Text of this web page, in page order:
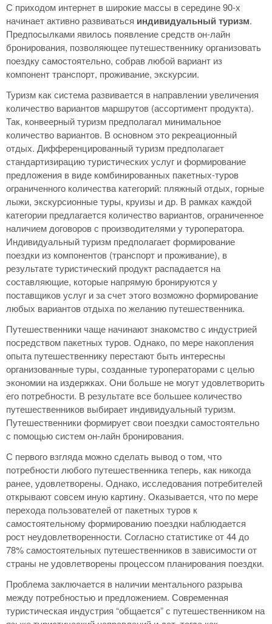
С приходом интернет в широкие массы в середине 90-х
начинает активно развиваться индивидуальный туризм.
Предпосылками явилось появление средств он-лайн
бронирования, позволяющее путешественнику организовать
поездку самостоятельно, собрав любой вариант из
компонент транспорт, проживание, экскурсии.
Туризм как система развивается в направлении увеличения
количество вариантов маршрутов (ассортимент продукта).
Так, конвеерный туризм предполагал минимальное
количество вариантов. В основном это рекреационный
отдых. Дифференцированный туризм предполагает
стандартизирацию туристических услуг и формирование
предложения в виде комбинированных пакетных-туров
ограниченного количества категорий: пляжный отдых, горные
лыжи, экскурсионные туры, круизы и др. В рамках каждой
категории предлагается количество вариантов, ограниченное
наличием договоров с производителями у туроператора.
Индивидуальный туризм предполагает формирование
поездки из компонентов (транспорт и проживание), в
результате туристический продукт распадается на
составляющие, которые напрямую бронируются у
поставщиков услуг и за счет этого возможно формирование
любых вариантов отдыха по желанию путешественника.
Путешественники чаще начинают знакомство с индустрией
посредством пакетных туров. Однако, по мере накопления
опыта путешественнику перестают быть интересны
организованные туры, созданные туроператорами с целью
экономии на издержках. Они больше не могут удовлетворить
его потребности. В результате все большее количество
путешественников выбирает индивидуальный туризм.
Путешественники формирует свои поездки самостоятельно
с помощью систем он-лайн бронирования.
С первого взгляда можно сделать вывод о том, что
потребности любого путешественника теперь, как никогда
ранее, удовлетворены. Однако, исследования потребителей
открывают совсем иную картину. Оказывается, что по мере
перехода пользователей от пакетных туров к
самостоятельному формированию поездки наблюдается
рост неудовлетворенности. Согласно статистике от 44 до
78% самостоятельных путешественников в зависимости от
страны не удовлетворены процессом планирования поездки.
Проблема заключается в наличии ментального разрыва
между потребностью и предложением. Современная
туристическая индустрия “общается” с путешественником на